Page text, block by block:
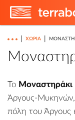
ΧΩΡΙΆ
Το Μοναστηράκι
Άργους-Μυκηνών
πόλη του Άργους